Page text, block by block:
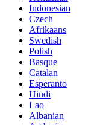
Indonesian
Czech
Afrikaans
Swedish
Polish
Basque
Catalan
Esperanto
Hindi
Lao
Albanian